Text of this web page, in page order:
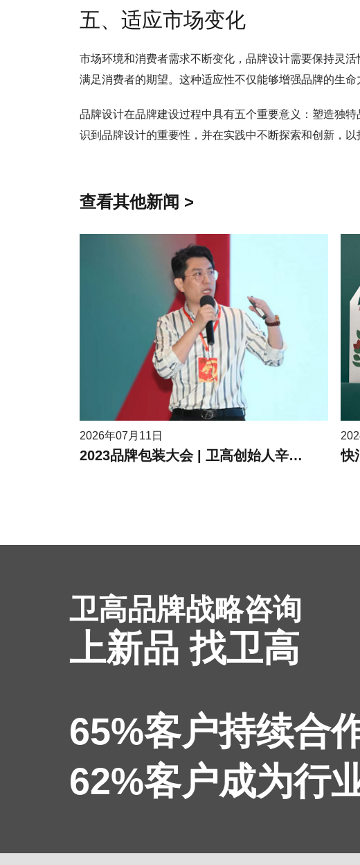
五、适应市场变化
市场环境和消费者需求不断变化，品牌设计需要保持灵
满足消费者的期望。这种适应性不仅能够增强品牌的生
品牌设计在品牌建设过程中具有五个重要意义：塑造独
识到品牌设计的重要性，并在实践中不断探索和创新，
查看其他新闻 >
2026年07月11日
2023品牌包装大会 | 卫高创始人辛高卫作为受邀嘉宾进行现场分享 快
卫高品牌战略咨询
上新品 找卫高
65%客户持续合
62%客户成为行